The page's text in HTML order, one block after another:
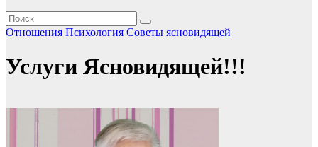
Отношения Психология Советы ясновидящей
Услуги Ясновидящей!!!